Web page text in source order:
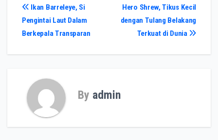
Post
navigation
Hero Shrew, Tikus Kecil
dengan Tulang Belakang
Terkuat di Dunia
Ikan Barreleye, Si
Pengintai Laut Dalam
Berkepala Transparan
By admin